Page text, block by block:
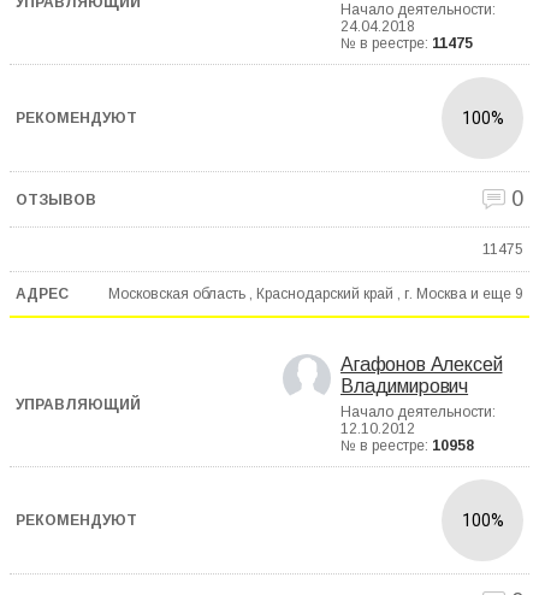
Начало деятельности:
24.04.2018
№ в реестре: 11475
100%
0
11475
Московская область , Краснодарский край , г. Москва и еще 9
Агафонов Алексей
Владимирович
Начало деятельности:
12.10.2012
№ в реестре: 10958
100%